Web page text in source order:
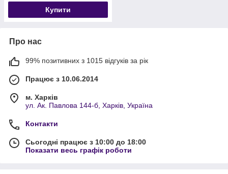
Купити
Про нас
99% позитивних з 1015 відгуків за рік
Працює з 10.06.2014
м. Харків
ул. Ак. Павлова 144-б, Харків, Україна
Контакти
Сьогодні працює з 10:00 до 18:00
Показати весь графік роботи